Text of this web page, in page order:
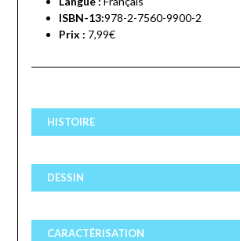
ISBN-13:978-2-7560-9900-2
Prix : 7,99€
HISTOIRE
DESSIN
CARACTÉRISATION